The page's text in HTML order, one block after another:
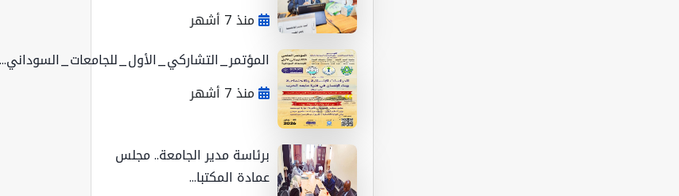
منذ 7 أشهر
المؤتمر_التشاركي_الأول_للجامعات_السوداني...
منذ 7 أشهر
برئاسة مدير الجامعة.. مجلس
عمادة المكتبا...